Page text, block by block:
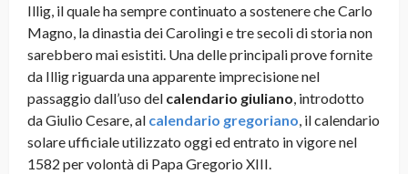
Illig, il quale ha sempre continuato a sostenere che Carlo
Magno, la dinastia dei Carolingi e tre secoli di storia non
sarebbero mai esistiti. Una delle principali prove fornite
da Illig riguarda una apparente imprecisione nel
passaggio dall’uso del calendario giuliano, introdotto
da Giulio Cesare, al calendario gregoriano, il calendario
solare ufficiale utilizzato oggi ed entrato in vigore nel
1582 per volontà di Papa Gregorio XIII.